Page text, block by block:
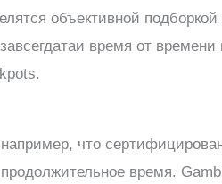
объективной
время от времени
что
время.